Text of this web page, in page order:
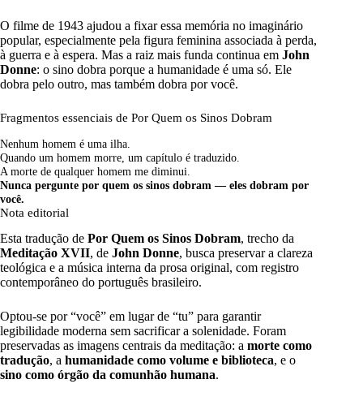
O filme de 1943 ajudou a fixar essa memória no imaginário
popular, especialmente pela figura feminina associada à perda,
à guerra e à espera. Mas a raiz mais funda continua em John
Donne: o sino dobra porque a humanidade é uma só. Ele
dobra pelo outro, mas também dobra por você.
Fragmentos essenciais de Por Quem os Sinos Dobram
Nenhum homem é uma ilha.
Quando um homem morre, um capítulo é traduzido.
A morte de qualquer homem me diminui.
Nunca pergunte por quem os sinos dobram — eles dobram por
você.
Nota editorial
Esta tradução de Por Quem os Sinos Dobram, trecho da
Meditação XVII, de John Donne, busca preservar a clareza
teológica e a música interna da prosa original, com registro
contemporâneo do português brasileiro.
Optou-se por “você” em lugar de “tu” para garantir
legibilidade moderna sem sacrificar a solenidade. Foram
preservadas as imagens centrais da meditação: a morte como
tradução, a humanidade como volume e biblioteca, e o
sino como órgão da comunhão humana.